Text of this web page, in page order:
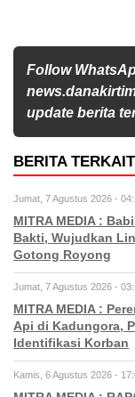
Follow
update berita
BERITA TERKAIT
Jumat, 7 Agustus 2026 -
MITRA MEDIA :
Bakti, Wujudkan
Gotong Royong
Jumat, 7 Agustus 2026 -
MITRA MEDIA :
Api di Kadungora,
Identifikasi Korban
Kamis, 6 Agustus 2026 -